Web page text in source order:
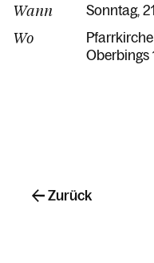
Wann Sonntag,
Wo
Oberbings
Zurück